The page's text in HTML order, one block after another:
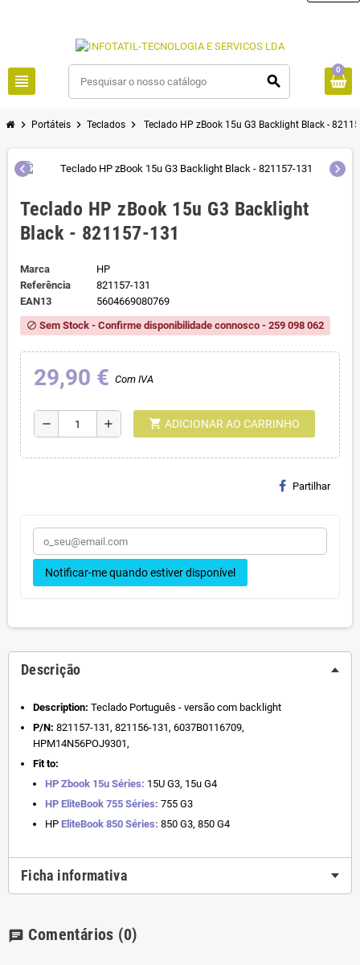
view_headline search
0
chevron_right Portáteis chevron_right Teclados chevron_right Teclado HP zBook 15u G3 Backlight Black -
chevron_left chevron_right
Teclado HP zBook 15u G3 Backlight
Black - 821157-131
Marca
HP
Referência
821157-131
EAN13
5604669080769
block Sem Stock - Confirme disponibilidade connosco - 259 098 062
29,90 € Com IVA
remove add shopping_cart ADICIONAR AO CARRINHO
Partilhar
Notificar-me quando estiver disponível
Descrição
Description: Teclado Português - versão com backlight
P/N: 821157-131, 821156-131, 6037B0116709,
HPM14N56POJ9301,
Fit to:
HP Zbook 15u Séries: 15U G3, 15u G4
HP EliteBook 755 Séries: 755 G3
HP EliteBook 850 Séries: 850 G3, 850 G4
Ficha informativa
chat Comentários (0)